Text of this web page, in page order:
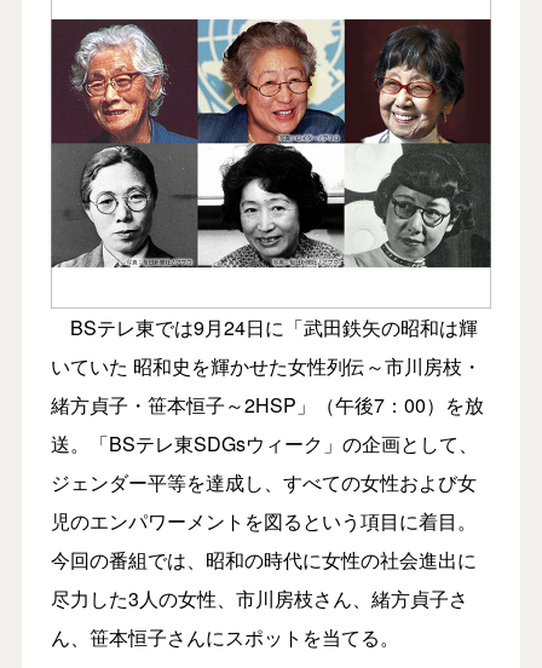
BSテレ東では9月24日に「武田鉄矢の昭和は輝
いていた 昭和史を輝かせた女性列伝～市川房枝・
緒方貞子・笹本恒子～2HSP」（午後7：00）を放
送。「BSテレ東SDGsウィーク」の企画として、
ジェンダー平等を達成し、すべての女性および女
児のエンパワーメントを図るという項目に着目。
今回の番組では、昭和の時代に女性の社会進出に
尽力した3人の女性、市川房枝さん、緒方貞子さ
ん、笹本恒子さんにスポットを当てる。